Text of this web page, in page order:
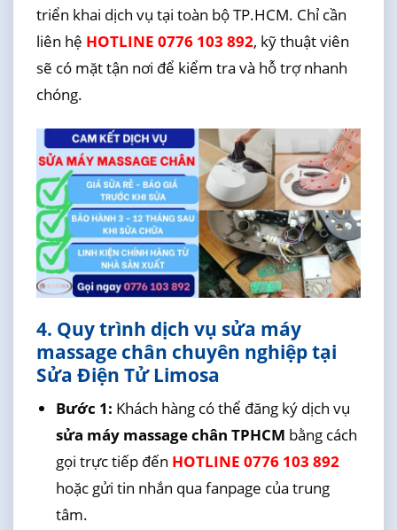
triển khai dịch vụ tại toàn bộ TP.HCM. Chỉ cần
liên hệ HOTLINE 0776 103 892, kỹ thuật viên
sẽ có mặt tận nơi để kiểm tra và hỗ trợ nhanh
chóng.
4. Quy trình dịch vụ sửa máy
massage chân chuyên nghiệp tại
Sửa Điện Tử Limosa
Bước 1: Khách hàng có thể đăng ký dịch vụ
sửa máy massage chân TPHCM bằng cách
gọi trực tiếp đến HOTLINE 0776 103 892
hoặc gửi tin nhắn qua fanpage của trung
tâm.